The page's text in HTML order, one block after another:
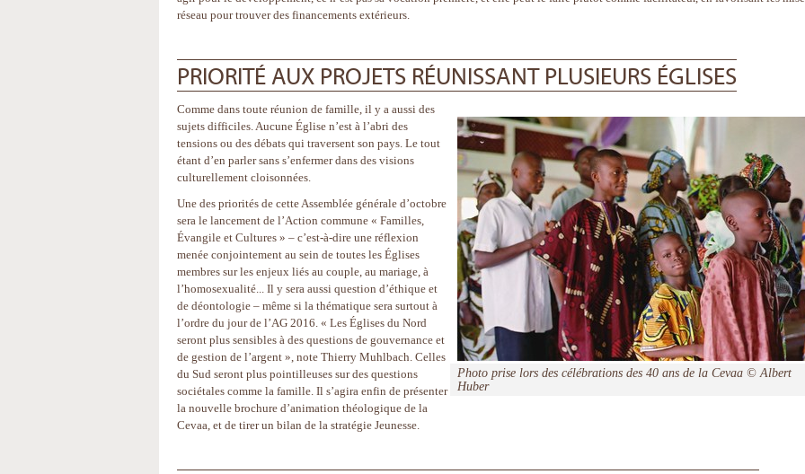
réseau pour trouver des financements extérieurs.
PRIORITÉ AUX PROJETS RÉUNISSANT PLUSIEURS ÉGLISES
Photo prise lors des célébrations des 40 ans de la Cevaa © Albert
Huber
Comme dans toute réunion de famille, il y a aussi des
sujets difficiles. Aucune Église n’est à l’abri des
tensions ou des débats qui traversent son pays. Le tout
étant d’en parler sans s’enfermer dans des visions
culturellement cloisonnées.
Une des priorités de cette Assemblée générale d’octobre
sera le lancement de l’Action commune « Familles,
Évangile et Cultures » – c’est-à-dire une réflexion
menée conjointement au sein de toutes les Églises
membres sur les enjeux liés au couple, au mariage, à
l’homosexualité... Il y sera aussi question d’éthique et
de déontologie – même si la thématique sera surtout à
l’ordre du jour de l’AG 2016. « Les Églises du Nord
seront plus sensibles à des questions de gouvernance et
de gestion de l’argent », note Thierry Muhlbach. Celles
du Sud seront plus pointilleuses sur des questions
sociétales comme la famille. Il s’agira enfin de présenter
la nouvelle brochure d’animation théologique de la
Cevaa, et de tirer un bilan de la stratégie Jeunesse.